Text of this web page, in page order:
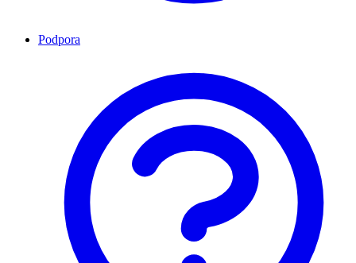
Podpora